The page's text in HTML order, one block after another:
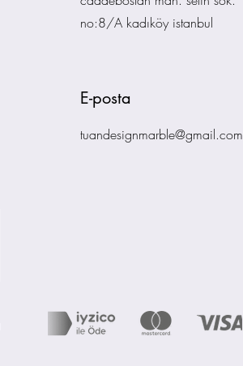
no:8/A kadıköy istanbul
E-posta
tuandesignmarble@gmail.com